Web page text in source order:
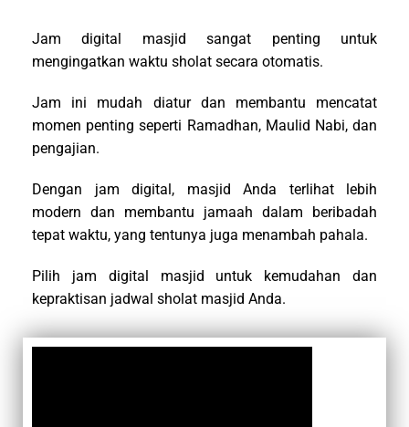
Jam digital masjid sangat penting untuk
mengingatkan waktu sholat secara otomatis.
Jam ini mudah diatur dan membantu mencatat
momen penting seperti Ramadhan, Maulid Nabi, dan
pengajian.
Dengan jam digital, masjid Anda terlihat lebih
modern dan membantu jamaah dalam beribadah
tepat waktu, yang tentunya juga menambah pahala.
Pilih jam digital masjid untuk kemudahan dan
kepraktisan jadwal sholat masjid Anda.